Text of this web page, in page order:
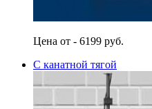
Цена от - 6199 руб.
С канатной тягой